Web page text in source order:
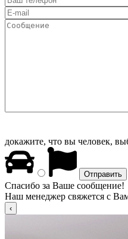
докажите, что вы человек,
Спасибо за Ваше сообщение!
Наш менеджер свяжется с